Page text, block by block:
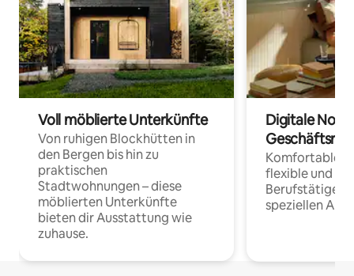
Voll möblierte Unterkünfte
Von ruhigen Blockhütten in
den Bergen bis hin zu
praktischen
Stadtwohnungen – diese
möblierten Unterkünfte
bieten dir Ausstattung wie
zuhause.
Digitale
Komfortable
flexible und
Berufstätige
speziellen